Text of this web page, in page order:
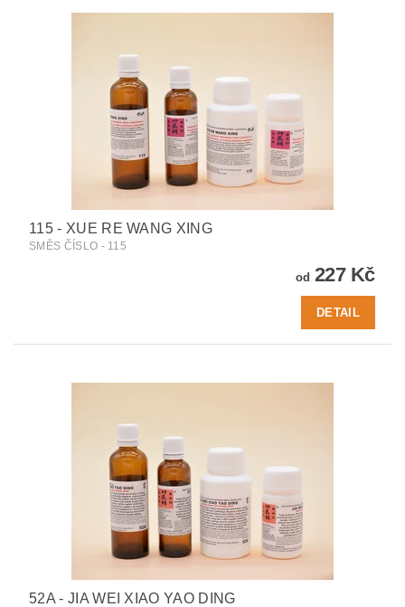
115 - XUE RE WANG XING
SMĚS ČÍSLO - 115
od 227 Kč
DETAIL
52A - JIA WEI XIAO YAO DING